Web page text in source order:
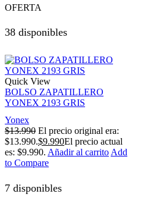
OFERTA
38 disponibles
Quick View
BOLSO ZAPATILLERO
YONEX 2193 GRIS
Yonex
$13.990 El precio original era:
$13.990.$9.990El precio actual
es: $9.990. Añadir al carrito Add
to Compare
7 disponibles